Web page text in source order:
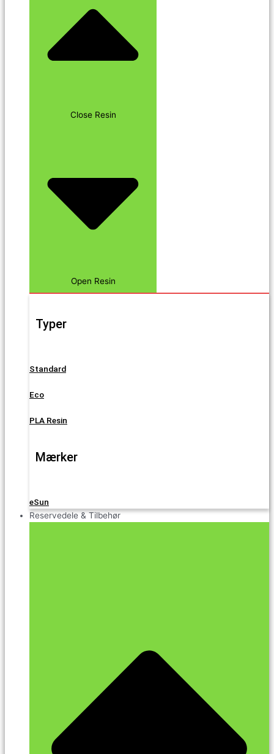
Close Resin
Open Resin
Typer
Standard
Eco
PLA Resin
Mærker
eSun
Reservedele & Tilbehør